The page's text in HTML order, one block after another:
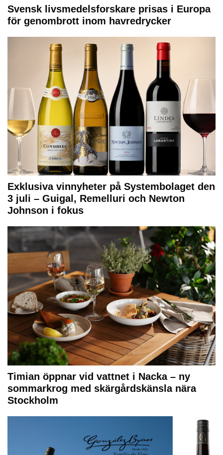
Svensk livsmedelsforskare prisas i Europa
för genombrott inom havredrycker
Exklusiva vinnyheter på Systembolaget den
3 juli – Guigal, Remelluri och Newton
Johnson i fokus
Timian öppnar vid vattnet i Nacka – ny
sommarkrog med skärgårdskänsla nära
Stockholm